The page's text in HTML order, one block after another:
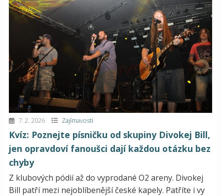
7. 2. 2026 Zajímavosti
Kvíz: Poznejte písničku od skupiny Divokej Bill,
jen opravdoví fanoušci dají každou otázku bez
chyby
Z klubových pódií až do vyprodané O2 areny. Divokej
Bill patří mezi nejoblíbenější české kapely. Patříte i vy